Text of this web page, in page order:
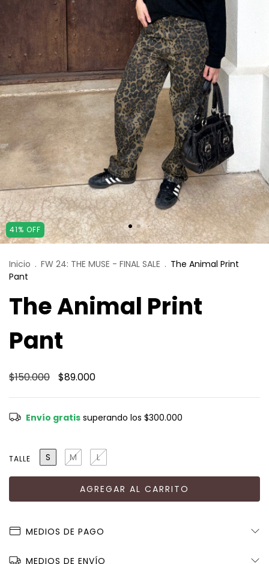
41% OFF
Inicio . FW 24: THE MUSE - FINAL SALE . The Animal Print
Pant
The Animal Print
Pant
$150.000 $89.000
Envío gratis superando los $300.000
TALLE S M L
MEDIOS DE PAGO
MEDIOS DE ENVÍO